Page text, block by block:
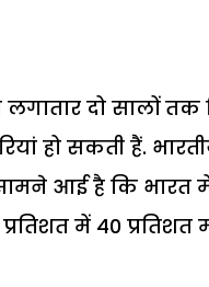
लगातार दो सालों
हो सकती हैं.
आई है कि भारत में
में 40